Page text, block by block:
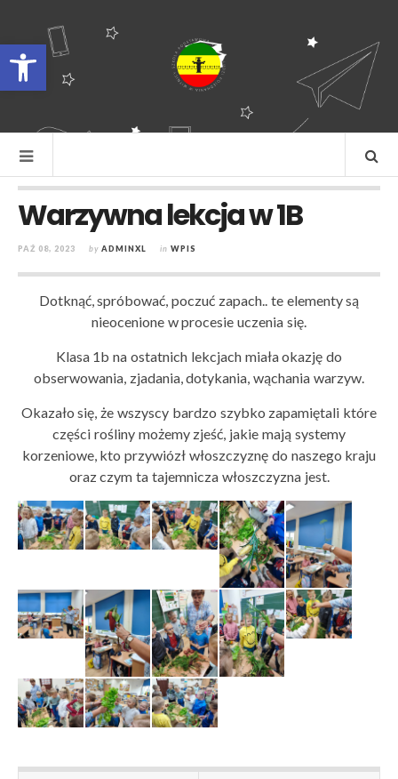
Otwórz pasek narzędzi
Warzywna lekcja w 1B
PAŹ 08, 2023 by ADMINXL in WPIS
Dotknąć, spróbować, poczuć zapach.. te elementy są
nieocenione w procesie uczenia się.
Klasa 1b na ostatnich lekcjach miała okazję do
obserwowania, zjadania, dotykania, wąchania warzyw.
Okazało się, że wszyscy bardzo szybko zapamiętali które
części rośliny możemy zjeść, jakie mają systemy
korzeniowe, kto przywiózł włoszczyznę do naszego kraju
oraz czym ta tajemnicza włoszczyzna jest.